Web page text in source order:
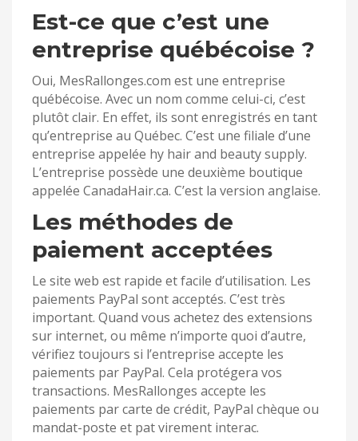
Est-ce que c’est une
entreprise québécoise ?
Oui, MesRallonges.com est une entreprise
québécoise. Avec un nom comme celui-ci, c’est
plutôt clair. En effet, ils sont enregistrés en tant
qu’entreprise au Québec. C’est une filiale d’une
entreprise appelée hy hair and beauty supply.
L’entreprise possède une deuxième boutique
appelée CanadaHair.ca. C’est la version anglaise.
Les méthodes de
paiement acceptées
Le site web est rapide et facile d’utilisation. Les
paiements PayPal sont acceptés. C’est très
important. Quand vous achetez des extensions
sur internet, ou même n’importe quoi d’autre,
vérifiez toujours si l’entreprise accepte les
paiements par PayPal. Cela protégera vos
transactions. MesRallonges accepte les
paiements par carte de crédit, PayPal chèque ou
mandat-poste et pat virement interac.